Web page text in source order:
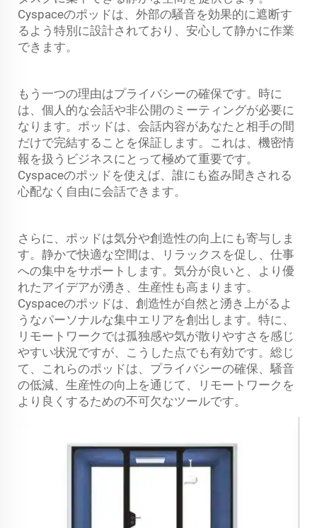
Cyspaceのポッドは、外部の騒音を効果的に遮断す
るよう特別に設計されており、安心して静かに作業
できます。
もう一つの理由はプライバシーの確保です。時に
は、個人的な会話や非公開のミーティングが必要に
なります。ポッドは、会話内容があなたと相手の間
だけで完結することを保証します。これは、機密情
報を扱うビジネスにとって極めて重要です。
Cyspaceのポッドを使えば、誰にも盗み聞きされる
心配なく自由に会話できます。
さらに、ポッドは気分や創造性の向上にも寄与しま
す。静かで快適な空間は、リラックスを促し、仕事
への集中をサポートします。気分が良いと、より優
れたアイデアが湧き、生産性も高まります。
Cyspaceのポッドは、創造性が自然と湧き上がるよ
うなパーソナルな集中エリアを創出します。特に、
リモートワークでは孤独感や気が散りやすさを感じ
やすい状況ですが、こうした点でも有効です。総じ
て、これらのポッドは、プライバシーの確保、騒音
の低減、生産性の向上を通じて、リモートワークを
より良くするための不可欠なツールです。